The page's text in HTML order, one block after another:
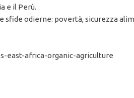
e il Perù.
sfide odierne: povertà, sicurezza
east-africa-organic-agriculture